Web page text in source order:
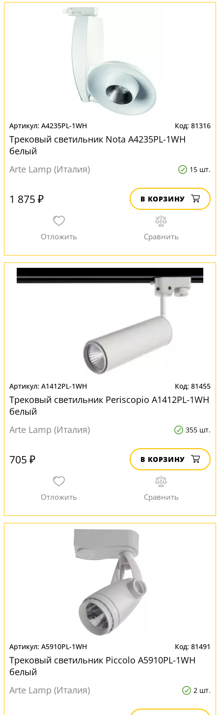
A4235PL-1WH 81316
Трековый светильник Nota A4235PL-1WH
белый
Arte Lamp (Италия)
15 шт.
1 875 ₽ В КОРЗИНУ
A1412PL-1WH 81455
Трековый светильник Periscopio A1412PL-1WH
белый
Arte Lamp (Италия)
355 шт.
705 ₽ В КОРЗИНУ
A5910PL-1WH 81491
Трековый светильник Piccolo A5910PL-1WH
белый
Arte Lamp (Италия)
2 шт.